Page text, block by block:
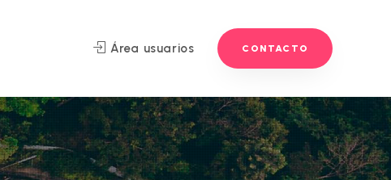
Área usuarios CONTACTO